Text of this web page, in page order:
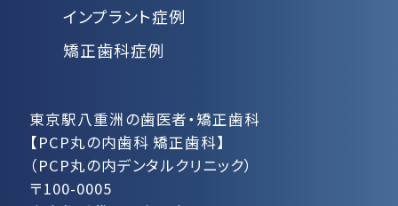
インプラント症例
矯正歯科症例
東京駅八重洲の歯医者・矯正歯科
【PCP丸の内歯科 矯正歯科】
（PCP丸の内デンタルクリニック）
〒100-0005